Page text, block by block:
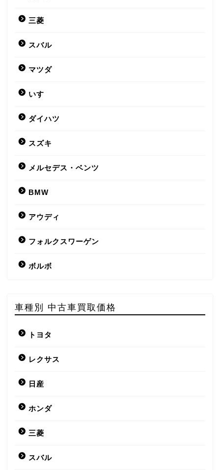
三菱
スバル
マツダ
いすゞ
ダイハツ
スズキ
メルセデス・ベンツ
BMW
アウディ
フォルクスワーゲン
ボルボ
車種別 中古車買取価格
トヨタ
レクサス
日産
ホンダ
三菱
スバル